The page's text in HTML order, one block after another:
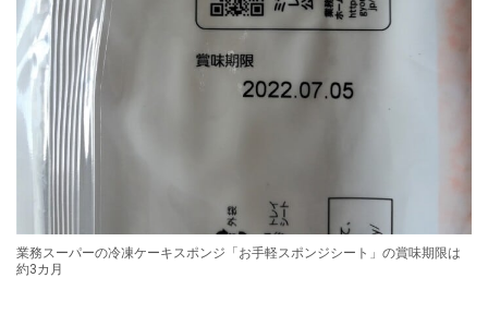
業務スーパーの冷凍ケーキスポンジ「お手軽スポンジシート」の賞味期限は
約3カ月